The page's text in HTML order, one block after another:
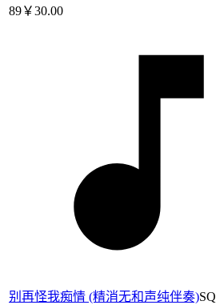
89￥30.00
别再怪我痴情 (精消无和声纯伴奏)SQ